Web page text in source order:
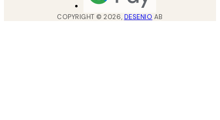
COPYRIGHT ©2026, DESENIO AB